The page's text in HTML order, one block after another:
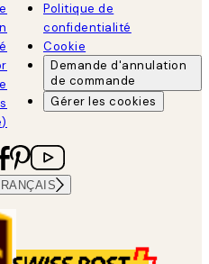
Politique de
confidentialité
Cookie
Demande d'annulation
de commande
Gérer les cookies